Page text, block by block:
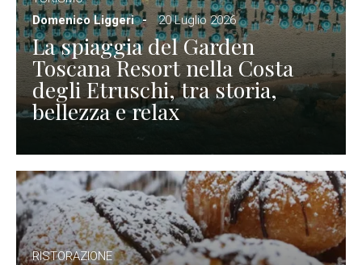
Domenico Liggeri
20 Luglio 2026
La spiaggia del Garden
Toscana Resort nella Costa
degli Etruschi, tra storia,
bellezza e relax
RISTORAZIONE